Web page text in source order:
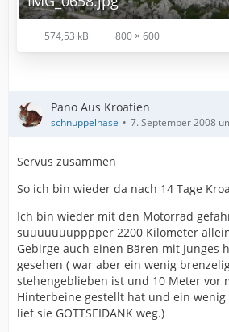
574,53 kB 800 × 600
Pano Aus Kroatien
schnuppelhase 7. September 2008
Servus zusammen
So ich bin wieder da nach 14 Tage
Ich bin wieder mit den Motorrad
suuuuuuupppper 2200 Kilometer
Gebirge auch einen Bären mit Junges
gesehen ( war aber ein wenig
stehengeblieben ist und 10 Meter vor
Hinterbeine gestellt hat und ein
lief sie GOTTSEIDANK weg.)